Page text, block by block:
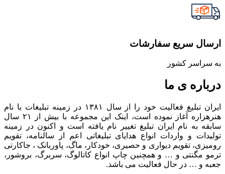
ارسال سریع سفارشات
به سراسر کشور
درباره ی ما
ایران تبلیغ فعالیت خود را از سال ۱۳۸۱ در زمینه تبلیغات با نام
هنرهزاره آغاز نموده است، اینک این مجموعه با بیش از ۲۱ سال
سابقه به نام ایران تبلیغ تغییر نام یافته است و اکنون در زمینه
تولیدات و واردات انواع هدایای تبلیغاتی اعم از سالنامه، تقویم
رومیزی، تقویم دیواری و حصیری، خودکار، ماگ، پاوربانک ، جاکارتی
ترمو مگنتی و … و همچنین چاپ انواع کاتالوگ، سربرگ، بروشور،
جعبه و … در حال فعالیت می باشد.